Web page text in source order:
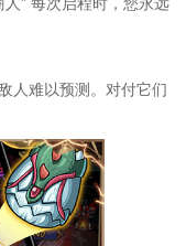
人难以预测。对付它们